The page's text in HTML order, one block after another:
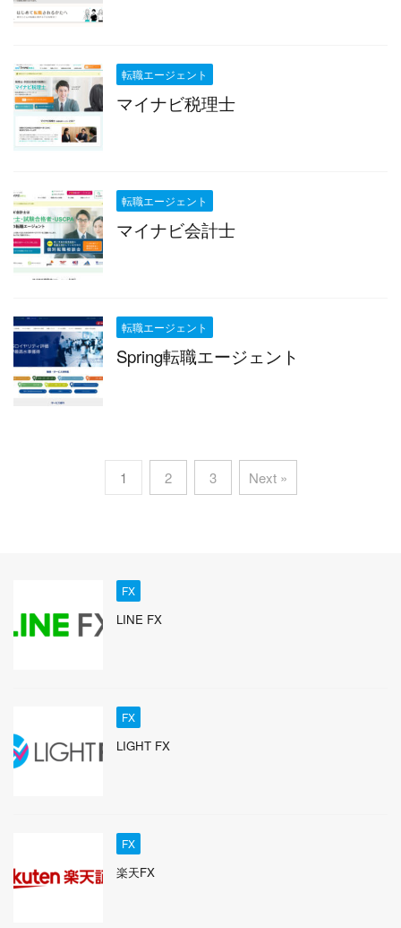
転職エージェント
マイナビ税理士
転職エージェント
マイナビ会計士
転職エージェント
Spring転職エージェント
1 2 3 Next »
FX
LINE FX
FX
LIGHT FX
FX
楽天FX